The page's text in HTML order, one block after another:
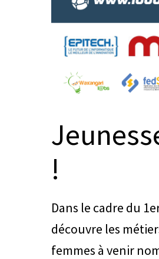
!
Dans le cadre du
découvre les
femmes à venir